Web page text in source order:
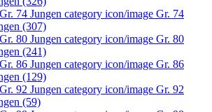
Gr. 74
(307)
Gr. 80
(241)
Gr. 86
(129)
Gr. 92
(59)